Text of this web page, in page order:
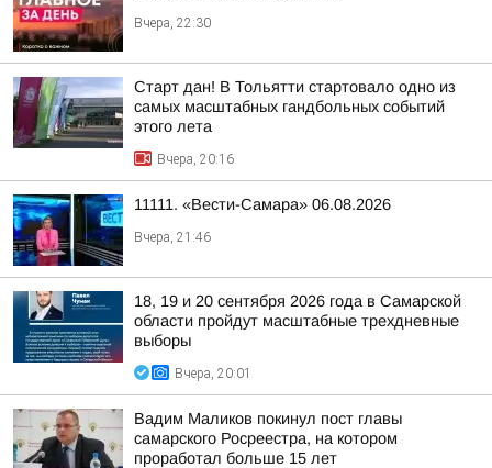
Вчера, 22:30
Старт дан! В Тольятти стартовало одно из
самых масштабных гандбольных событий
этого лета
Вчера, 20:16
11111. «Вести-Самара» 06.08.2026
Вчера, 21:46
18, 19 и 20 сентября 2026 года в Самарской
области пройдут масштабные трехдневные
выборы
Вчера, 20:01
Вадим Маликов покинул пост главы
самарского Росреестра, на котором
проработал больше 15 лет